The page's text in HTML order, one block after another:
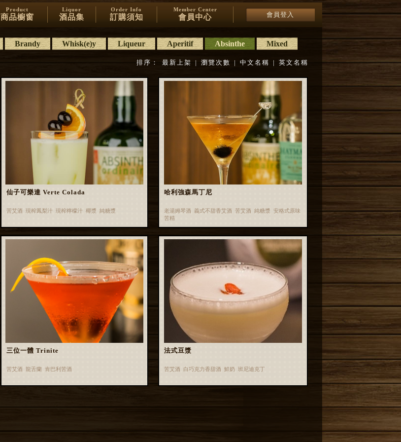
Product
商品櫥窗
Liquor
酒品集
Order Info
訂購須知
Member Center
會員中心 會員登入
Brandy Whisk(e)y Liqueur Aperitif Absinthe Mixed
排序： 最新上架 | 瀏覽次數 | 中文名稱 | 英文名稱
仙子可樂達 Verte Colada
苦艾酒 現榨鳳梨汁 現榨檸檬汁 椰漿 純糖漿
哈利強森馬丁尼
老湯姆琴酒 義式不甜香艾酒 苦艾酒 純糖漿 安格式原味
苦精
三位一體 Trinite
苦艾酒 龍舌蘭 肯巴利苦酒
法式豆漿
苦艾酒 白巧克力香甜酒 鮮奶 班尼迪克丁